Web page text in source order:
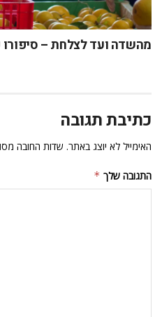
מהשדה ועד לצלחת –
כתיבת תגובה
האימייל לא יוצג באתר. שדות החובה
התגובה שלך *